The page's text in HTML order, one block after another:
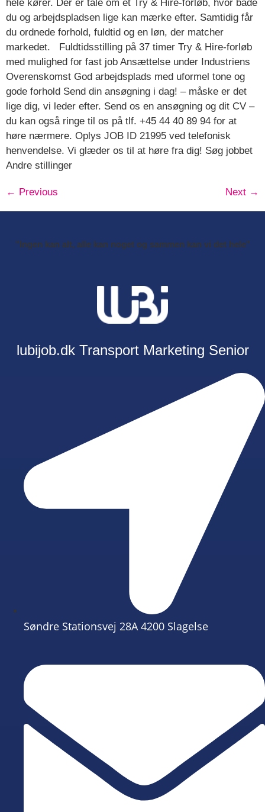
hele kører. Der er tale om et Try & Hire‑forløb, hvor både
du og arbejdspladsen lige kan mærke efter. Samtidig får
du ordnede forhold, fuldtid og en løn, der matcher
markedet. Fuldtidsstilling på 37 timer Try & Hire-forløb
med mulighed for fast job Ansættelse under Industriens
Overenskomst God arbejdsplads med uformel tone og
gode forhold Send din ansøgning i dag! – måske er det
lige dig, vi leder efter. Send os en ansøgning og dit CV –
du kan også ringe til os på tlf. +45 44 40 89 94 for at
høre nærmere. Oplys JOB ID 21995 ved telefonisk
henvendelse. Vi glæder os til at høre fra dig! Søg jobbet
Andre stillinger
← Previous Next →
"Ingen kan alt, alle kan noget og sammen kan vi det hele"
lubijob.dk Transport Marketing Senior
Søndre Stationsvej 28A 4200 Slagelse